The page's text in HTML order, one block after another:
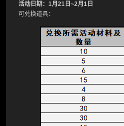
活动日期：1月21日~2月1日
可兑换道具：